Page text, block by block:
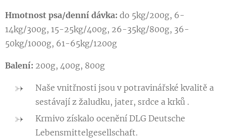
Hmotnost psa/denní dávka: do 5kg/200g, 6-
14kg/300g, 15-25kg/400g, 26-35kg/800g, 36-
50kg/1000g, 61-65kg/1200g
Balení: 200g, 400g, 800g
Naše vnitřnosti jsou v potravinářské kvalitě a
sestávají z žaludku, jater, srdce a krků .
Krmivo získalo ocenění DLG Deutsche
Lebensmittelgesellschaft.